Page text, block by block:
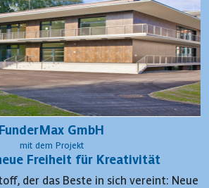
FunderMax GmbH
mit dem Projekt
Freiheit für Kreativität
der das Beste in sich vereint: Neue